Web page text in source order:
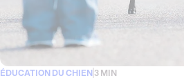
ÉDUCATION DU CHIEN 3 MIN